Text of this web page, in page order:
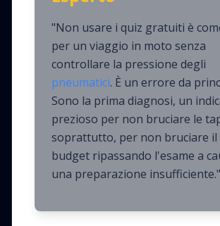
"Non usare i quiz gratuiti è
per un viaggio in moto senza
controllare la pressione degli
pneumatici. È un errore da
Sono la prima diagnosi, un
prezioso per non bruciare le
soprattutto, per non bruciare
budget ripassando l'esame a
una preparazione insufficiente."